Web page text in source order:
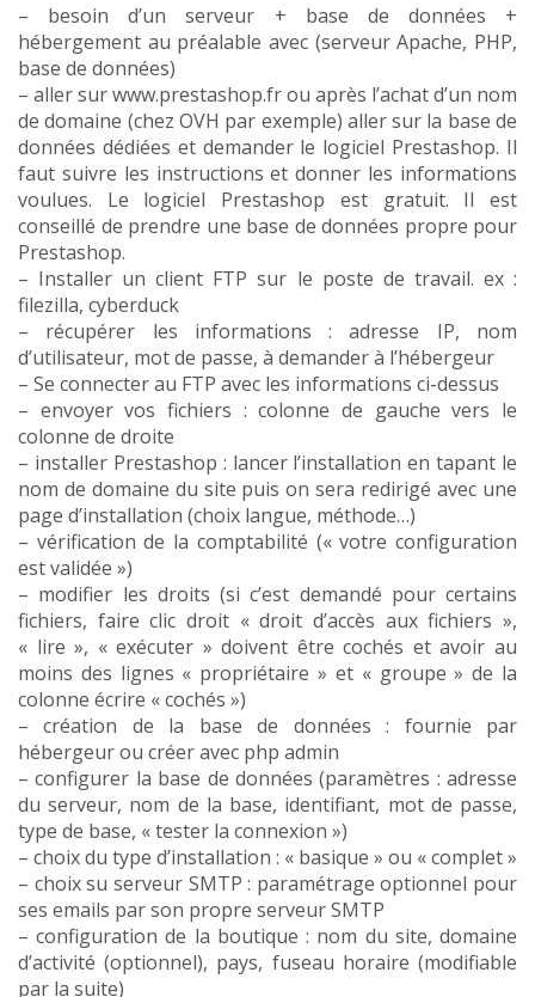
– besoin d’un serveur + base de données +
hébergement au préalable avec (serveur Apache, PHP,
base de données)
– aller sur www.prestashop.fr ou après l’achat d’un nom
de domaine (chez OVH par exemple) aller sur la base de
données dédiées et demander le logiciel Prestashop. Il
faut suivre les instructions et donner les informations
voulues. Le logiciel Prestashop est gratuit. Il est
conseillé de prendre une base de données propre pour
Prestashop.
– Installer un client FTP sur le poste de travail. ex :
filezilla, cyberduck
– récupérer les informations : adresse IP, nom
d’utilisateur, mot de passe, à demander à l’hébergeur
– Se connecter au FTP avec les informations ci-dessus
– envoyer vos fichiers : colonne de gauche vers le
colonne de droite
– installer Prestashop : lancer l’installation en tapant le
nom de domaine du site puis on sera redirigé avec une
page d’installation (choix langue, méthode…)
– vérification de la comptabilité (« votre configuration
est validée »)
– modifier les droits (si c’est demandé pour certains
fichiers, faire clic droit « droit d’accès aux fichiers »,
« lire », « exécuter » doivent être cochés et avoir au
moins des lignes « propriétaire » et « groupe » de la
colonne écrire « cochés »)
– création de la base de données : fournie par
hébergeur ou créer avec php admin
– configurer la base de données (paramètres : adresse
du serveur, nom de la base, identifiant, mot de passe,
type de base, « tester la connexion »)
– choix du type d’installation : « basique » ou « complet »
– choix su serveur SMTP : paramétrage optionnel pour
ses emails par son propre serveur SMTP
– configuration de la boutique : nom du site, domaine
d’activité (optionnel), pays, fuseau horaire (modifiable
par la suite)